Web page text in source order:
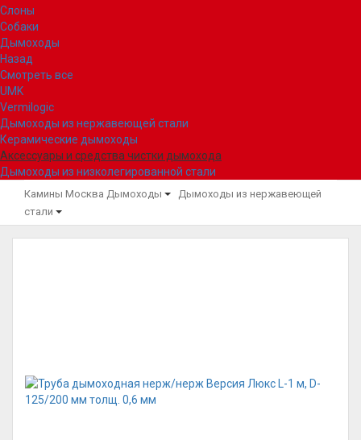
Слоны
Собаки
Дымоходы
Назад
Смотреть все
UMK
Vermilogic
Дымоходы из нержавеющей стали
Керамические дымоходы
Аксессуары и средства чистки дымохода
Дымоходы из низколегированной стали
Камины Москва Дымоходы
Дымоходы из нержавеющей
стали